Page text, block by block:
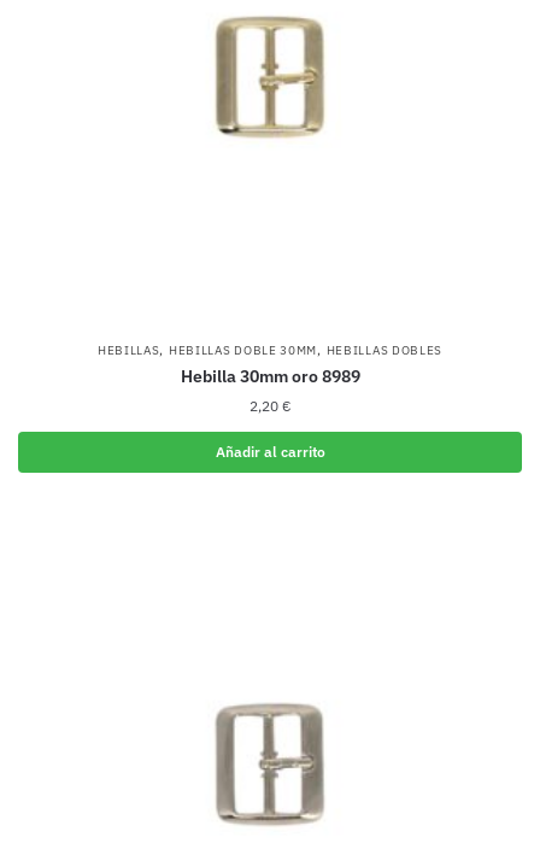
HEBILLAS, HEBILLAS DOBLE 30MM, HEBILLAS DOBLES
Hebilla 30mm oro 8989
2,20 €
Añadir al carrito